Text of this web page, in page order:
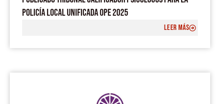
POLICÍA LOCAL UNIFICADA OPE 2025
LEER MÁS